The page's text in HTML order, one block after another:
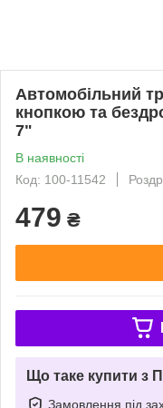
Автомобільний
кнопкою та
7"
В наявності
Код: 100-11542
479 ₴
Що таке купити з
Замовлення під